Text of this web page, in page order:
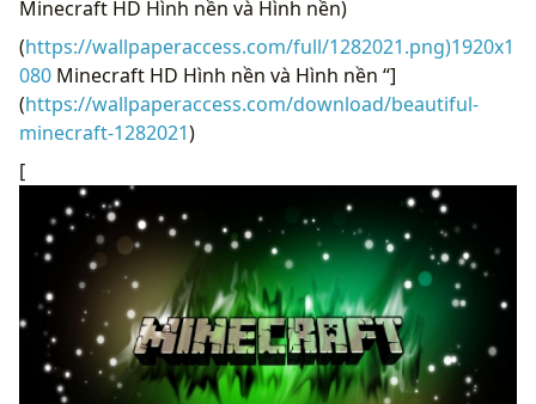
Minecraft HD Hình nền và Hình nền)
(https://wallpaperaccess.com/full/1282021.png)1920x1
080 Minecraft HD Hình nền và Hình nền “]
(https://wallpaperaccess.com/download/beautiful-
minecraft-1282021)
[